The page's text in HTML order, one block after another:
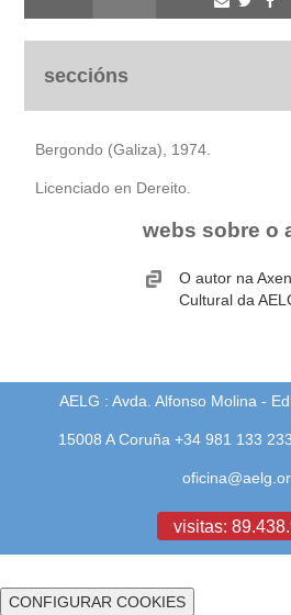
seccións
biografía
obra
Bergondo (Galiza), 1974.
Licenciado en Dereito.
webs sobre o
O autor na
Cultural da
AELG : Avda. Alfonso Molina -
15008 A Coruña +34 981 133 233
visitas:
CONFIGURAR COOKIES